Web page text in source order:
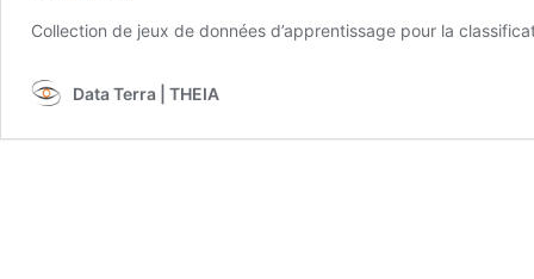
Collection de jeux de données d’apprentissage pour la
Data Terra | THEIA